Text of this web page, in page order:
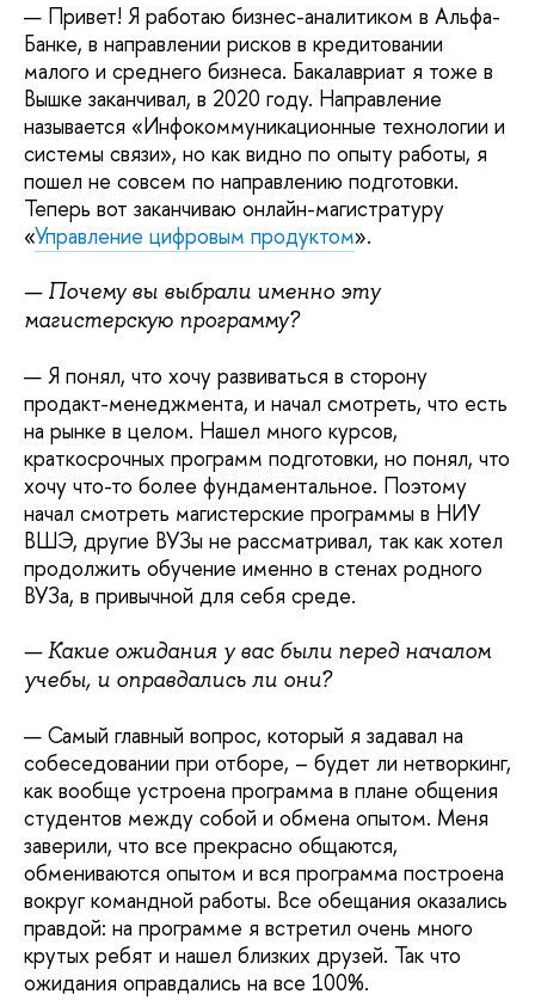
— Привет! Я работаю бизнес-аналитиком в Альфа-
Банке, в направлении рисков в кредитовании
малого и среднего бизнеса. Бакалавриат я тоже в
Вышке заканчивал, в 2020 году. Направление
называется «Инфокоммуникационные технологии и
системы связи», но как видно по опыту работы, я
пошел не совсем по направлению подготовки.
Теперь вот заканчиваю онлайн-магистратуру
«Управление цифровым продуктом».
— Почему вы выбрали именно эту
магистерскую программу?
— Я понял, что хочу развиваться в сторону
продакт-менеджмента, и начал смотреть, что есть
на рынке в целом. Нашел много курсов,
краткосрочных программ подготовки, но понял, что
хочу что-то более фундаментальное. Поэтому
начал смотреть магистерские программы в НИУ
ВШЭ, другие ВУЗы не рассматривал, так как хотел
продолжить обучение именно в стенах родного
ВУЗа, в привычной для себя среде.
— Какие ожидания у вас были перед началом
учебы, и оправдались ли они?
— Самый главный вопрос, который я задавал на
собеседовании при отборе, – будет ли нетворкинг,
как вообще устроена программа в плане общения
студентов между собой и обмена опытом. Меня
заверили, что все прекрасно общаются,
обмениваются опытом и вся программа построена
вокруг командной работы. Все обещания оказались
правдой: на программе я встретил очень много
крутых ребят и нашел близких друзей. Так что
ожидания оправдались на все 100%.